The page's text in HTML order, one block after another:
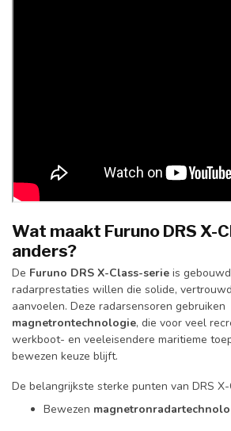
Wat maakt Furuno DRS X-
anders?
De Furuno DRS X-Class-serie is
radarprestaties willen die solide,
aanvoelen. Deze radarsensoren gebruiken
magnetrontechnologie, die voor veel
werkboot- en veeleisendere maritieme
bewezen keuze blijft.
De belangrijkste sterke punten van DRS
Bewezen